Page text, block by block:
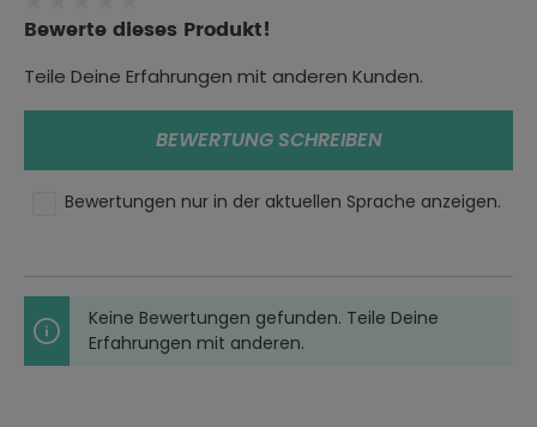
1 Innentasche mit Reißverschluss auf der linken
Weitenverstellung am Handgelenk durch Druckknöpfe
Schutz vor Regen durch eine Membran
Spezifikationen:
herausnehmbare ärmellose Thermo-Aluminiumweste
herausnehmbare Ellenbogen- und Schulterprotektoren
herausnehmbarer Rückenprotektor
Durchschnittliche Bewertung von 0 von 5 Sternen
Bewerte dieses Produkt!
Teile Deine Erfahrungen mit anderen Kunden.
BEWERTUNG SCHREIBEN
Bewertungen nur in der aktuellen Sprache anzeigen.
Keine Bewertungen gefunden. Teile Deine
Erfahrungen mit anderen.